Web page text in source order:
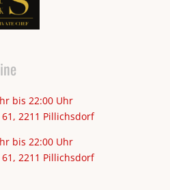
bis 22:00 Uhr
2211 Pillichsdorf
bis 22:00 Uhr
2211 Pillichsdorf